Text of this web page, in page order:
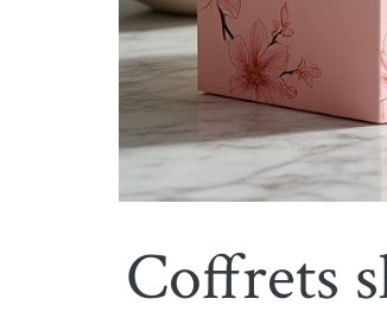
Coffrets